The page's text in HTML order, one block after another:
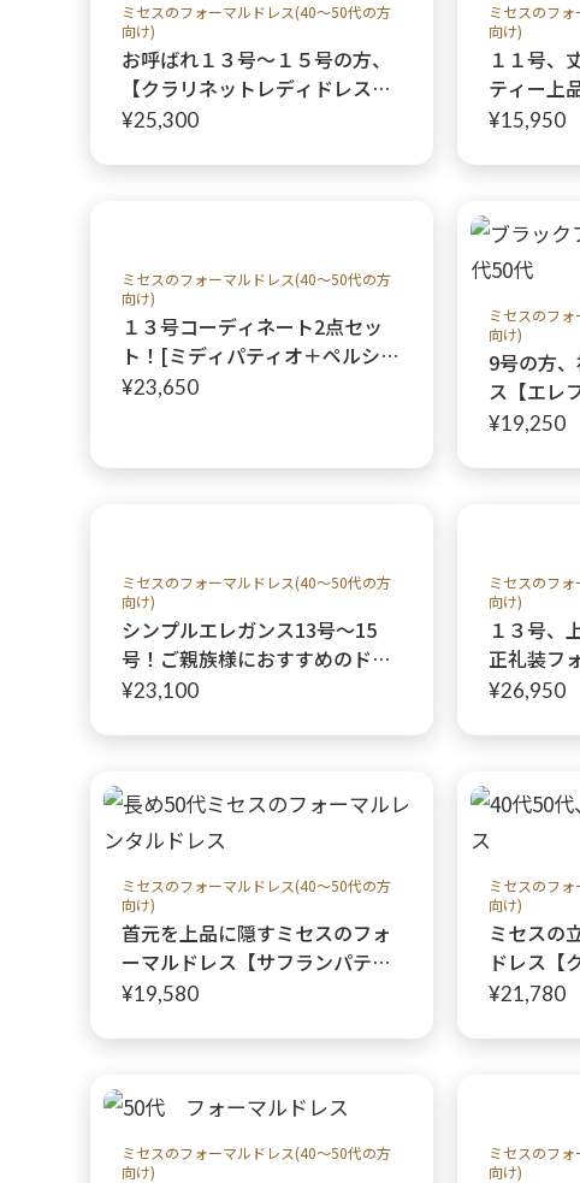
ミセスのフォーマルドレス(40～50代の方
向け)
お呼ばれ１３号〜１５号の方、
【クラリネットレディドレス＋
ドレッシーローザ】結婚式・パ
ルドレス
¥25,300
ミセスのフ
向け)
１１号、
ティー上
ォーマル
婚式やパ
¥15,950
ミセスのフォーマルドレス(40～50代の方
向け)
１３号コーディネート2点セッ
ト！[ミディパティオ＋ペルシア
ジャケット]40代50代
¥23,650
ミセスのフ
向け)
9号の方
ス【エレ
ス】叔母
¥19,250
ミセスのフォーマルドレス(40～50代の方
向け)
シンプルエレガンス13号〜15
号！ご親族様におすすめのドレ
ス2点セット【エリザベータドレ
ット】大きいサイズ
¥23,100
ミセスのフ
向け)
１３号、
正礼装フ
ックマキ
の結婚式
¥26,950
ミセスのフォーマルドレス(40～50代の方
向け)
首元を上品に隠すミセスのフォ
ーマルドレス【サフランパティ
オミディアムドレス+シリック
ックヴェール】40代50代親族の
¥19,580
ミセスのフ
向け)
ミセスの
ドレス【
クララン
¥21,780
ミセスのフォーマルドレス(40～50代の方
向け)
ミセスのフ
向け)